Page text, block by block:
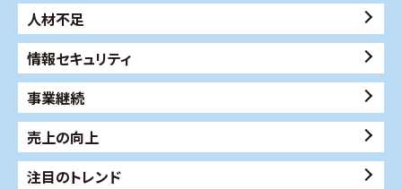
人材不足
情報セキュリティ
事業継続
売上の向上
注目のトレンド